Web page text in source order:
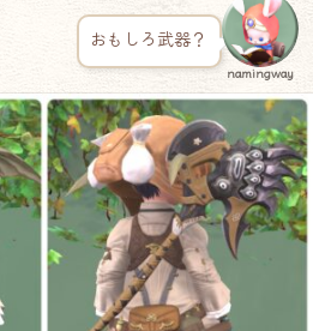
おもしろ武器？
namingway